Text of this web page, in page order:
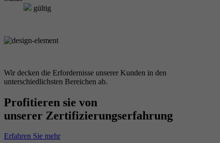
gültig
Wir decken die Erfordernisse unserer Kunden in den
unterschiedlichsten Bereichen ab.
Profitieren sie von
unserer Zertifizierungserfahrung
Erfahren Sie mehr